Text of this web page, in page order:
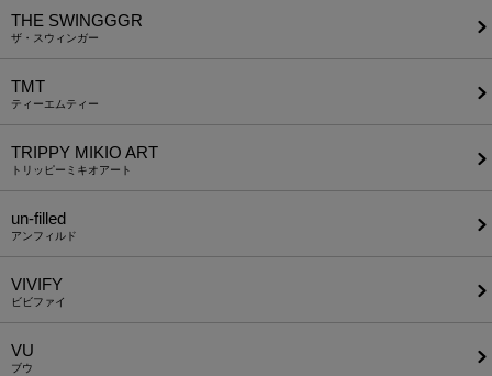
THE SWINGGGR
ザ・スウィンガー
TMT
ティーエムティー
TRIPPY MIKIO ART
トリッピーミキオアート
un-filled
アンフィルド
VIVIFY
ビビファイ
VU
ブウ